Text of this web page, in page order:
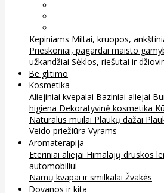
Kepiniams Miltai, kruopos,
Prieskoniai, pagardai maisto
užkandžiai Sėklos, riešutai ir
Be glitimo
Kosmetika
Aliejiniai kvepalai Baziniai aliejai
higiena Dekoratyvinė kosmetika
Naturalūs muilai Plaukų dažai
Veido priežiūra Vyrams
Aromaterapija
Eteriniai aliejai Himalajų druskos
automobiliui
Namų kvapai ir smilkalai Žvakės
Dovanos ir kita